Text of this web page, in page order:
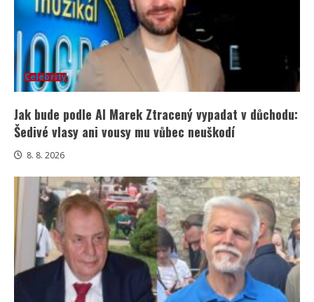
Celebrity
Jak bude podle AI Marek Ztracený vypadat v důchodu:
Šedivé vlasy ani vousy mu vůbec neuškodí
8. 8. 2026